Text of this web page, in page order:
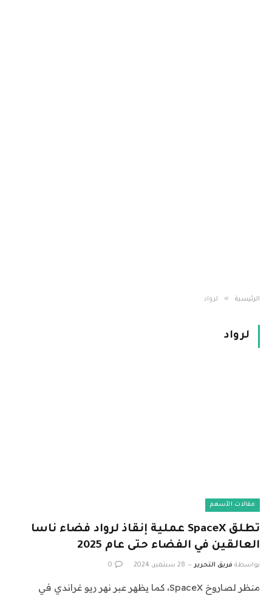
الرئيسية » لرواد
لرواد
مقالات الأسهم
تطلق SpaceX عملية إنقاذ لرواد فضاء ناسا
العالقين في الفضاء حتى عام 2025
بواسطة فريق التحرير 28 سبتمبر، 2024 0
منظر لصاروخ SpaceX، كما يظهر عبر نهر ريو غراندي في